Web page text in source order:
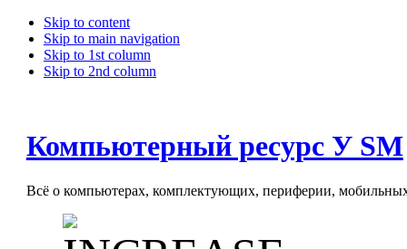
Skip to content
Skip to main navigation
Skip to 1st column
Skip to 2nd column
Компьютерный ресурс У SM
Всё о компьютерах, комплектующих, периферии, мобильных